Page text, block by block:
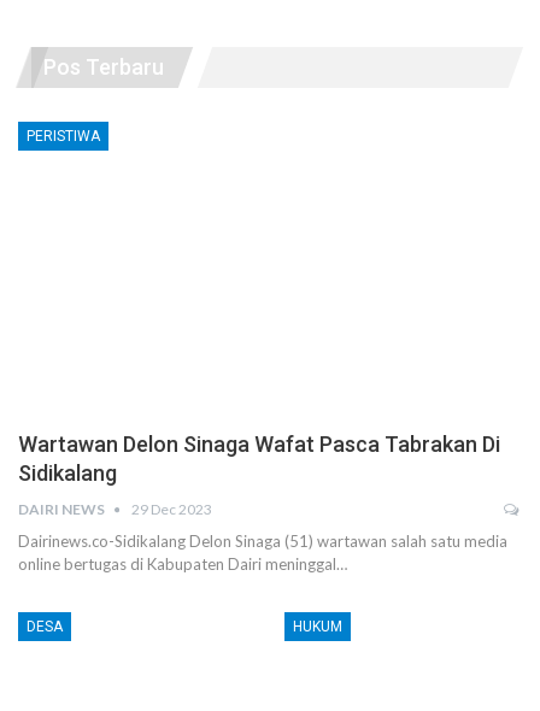
Pos Terbaru
PERISTIWA
Wartawan Delon Sinaga Wafat Pasca Tabrakan Di
Sidikalang
DAIRI NEWS 29 Dec 2023
Dairinews.co-Sidikalang Delon Sinaga (51) wartawan salah satu media
online bertugas di Kabupaten Dairi meninggal…
DESA HUKUM